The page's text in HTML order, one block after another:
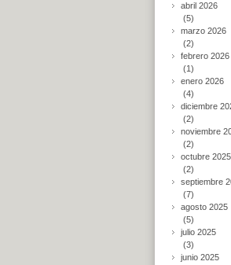
abril 2026
(5)
marzo 2026
(2)
febrero 2026
(1)
enero 2026
(4)
diciembre
(2)
noviembre
(2)
octubre 2025
(2)
septiembre
(7)
agosto 2025
(5)
julio 2025
(3)
junio 2025